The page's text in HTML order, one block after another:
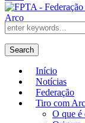
Search
Início
Notícias
Federação
Tiro com
O que